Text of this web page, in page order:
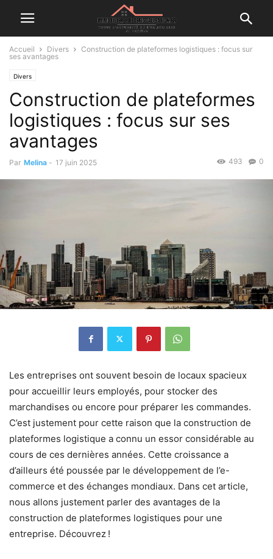
Accueil Divers
Construction de plateformes logistiques : focus sur
ses avantages
Divers
Construction de plateformes
logistiques : focus sur ses
avantages
Par Melina - 17 juin 2025 0
493
Les entreprises ont souvent besoin de locaux spacieux
pour accueillir leurs employés, pour stocker des
marchandises ou encore pour préparer les commandes.
C’est justement pour cette raison que la construction de
plateformes logistique a connu un essor considérable au
cours de ces dernières années. Cette croissance a
d’ailleurs été poussée par le développement de l’e-
commerce et des échanges mondiaux. Dans cet article,
nous allons justement parler des avantages de la
construction de plateformes logistiques pour une
entreprise. Découvrez !